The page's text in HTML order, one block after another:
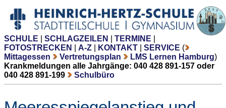
SCHULE SCHLAGZEILEN TERMINE
FOTOSTRECKEN
A-Z KONTAKT SERVICE (
Mittagessen
Vertretungsplan LMS Lernen Hamburg)
Krankmeldungen alle Jahrgänge: 040 428 891-157 oder
040 428 891-199
Schulbüro